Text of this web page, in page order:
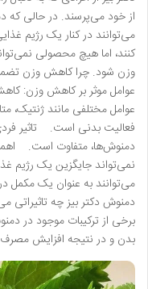
از خود می‌پرسند. در حالی که
می‌توانند در کنار یک رژیم
کنند، اما هیچ محصولی
وزن شود. چرا کاهش وزن
عوامل مختلفی مانند ژنتیک،
فعالیت بدنی است. تاثیر
دمنوش‌ها، متفاوت است.
نمی‌تواند جایگزین یک رژیم
می‌توانند به عنوان یک مکمل
دمنوش دکتر بیز چه تاثیراتی
برخی از ترکیبات موجود در
بدن و در نتیجه افزایش